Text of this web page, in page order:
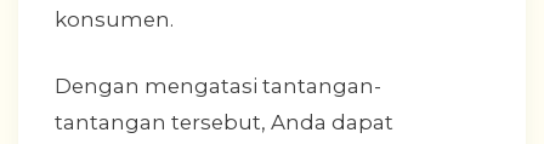
konsumen.
Dengan mengatasi tantangan-
tantangan tersebut, Anda dapat